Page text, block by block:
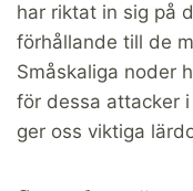
har riktat in sig på
förhållande till de
Småskaliga noder
för dessa attacker
ger oss viktiga